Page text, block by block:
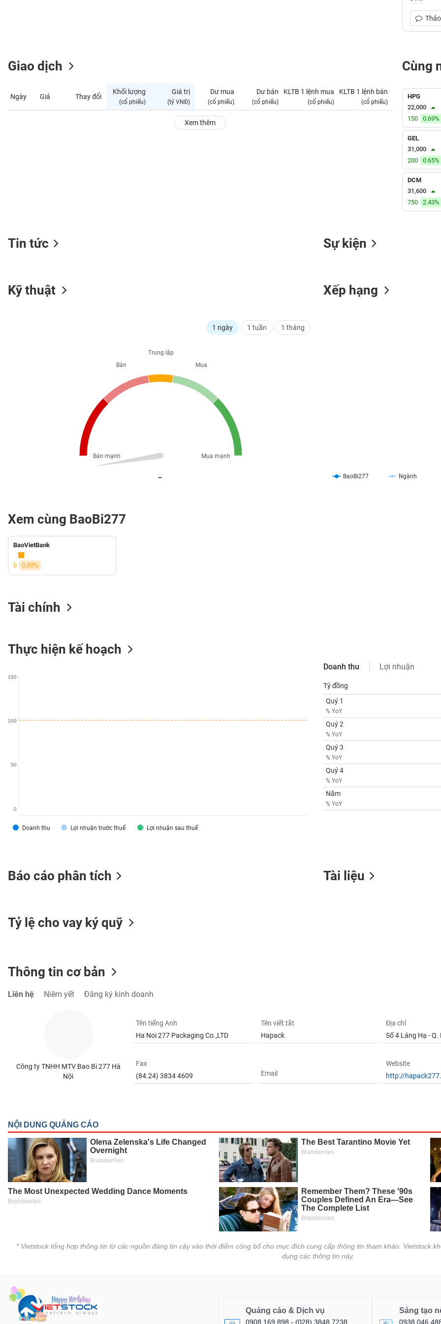
Giao dịch
Ngày Giá Thay đổi
Khối lượng
(cổ phiếu)
Giá trị
(tỷ VNĐ)
Dư mua
(cổ phiếu)
Dư bán
(cổ phiếu)
KLTB 1 lệnh mua
(cổ phiếu)
KLTB 1 lệnh bán
(cổ phiếu)
Xem thêm
Cùng
HPG
22,000
150
0.69%
GEL
31,000
200
0.65%
DCM
31,600
750
2.43%
Tin tức Sự kiện
Kỹ thuật
1 ngày 1 tuần 1 tháng
Trung lập
Mua
Mua mạnh
Bán
Bán mạnh
Xếp hạng
BaoBi277 Ngành
Xem cùng BaoBi277
BaoVietBank
0 0.00%
Tài chính
Thực hiện kế hoạch
Doanh thu Lợi nhuận trước thuế Lợi nhuận sau thuế
0
50
100
150
Doanh thu Lợi nhuận
Tỷ đồng
Quý 1
% YoY
Quý 2
% YoY
Quý 3
% YoY
Quý 4
% YoY
Năm
% YoY
Báo cáo phân tích Tài liệu
Tỷ lệ cho vay ký quỹ
Thông tin cơ bản
Liên hệ Niêm yết Đăng ký kinh doanh
Công ty TNHH MTV Bao Bì 277 Hà
Nội
Tên tiếng Anh
Ha Noi 277 Packaging Co.,LTD
Tên viết tắt
Hapack
Địa chỉ
Số 4 Láng Hạ -
Fax
(84.24) 3834 4609
Email
Website
http://
* Vietstock tổng hợp thông tin từ các nguồn đáng tin cậy vào thời điểm công bố cho mục đích cung cấp thông tin tham khảo. Vietstock
dụng các thông tin này.
Quảng cáo & Dịch vụ
0908 169 898 - (028) 3848 7238
Sáng tạo
0938 046
CÁ
NHÂN
TƯ
XUẤT
DỮ
LIỆU
TIN
Ngành
(-)
SECTOR
VẬT
NGHIỆP
TIÊU
YẾU
SỨC
KHỎE
TÀI
CHÍNH
DỊCH